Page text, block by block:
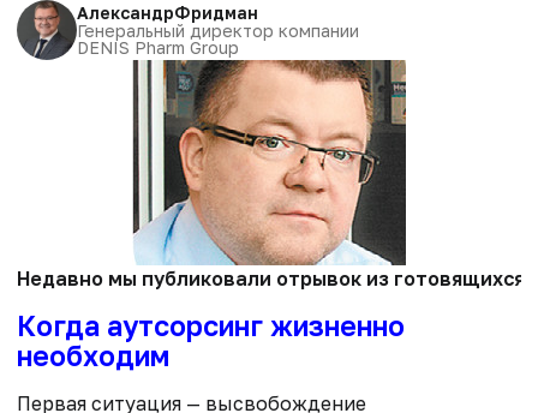
АлександрФридман
Генеральный директор компании
DENIS Pharm Group
Недавно мы публиковали отрывок из
Когда аутсорсинг жизненно
необходим
Первая ситуация — высвобождение